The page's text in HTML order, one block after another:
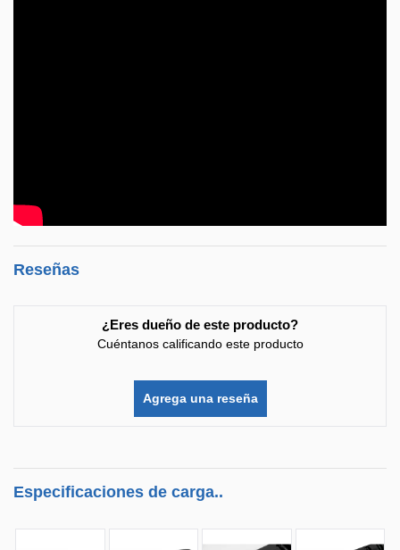
Reseñas
¿Eres dueño de este producto?
Cuéntanos calificando este producto
Agrega una reseña
Especificaciones de carga..